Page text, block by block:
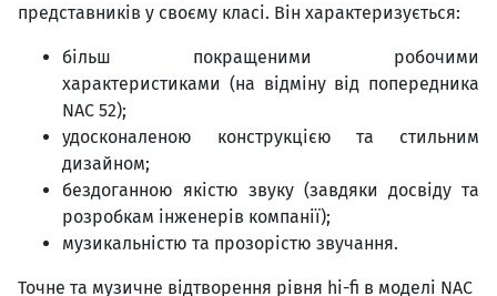
представників у своєму класі. Він характеризується:
більш покращеними робочими
характеристиками (на відміну від попередника
NAC 52);
удосконаленою конструкцією та стильним
дизайном;
бездоганною якістю звуку (завдяки досвіду та
розробкам інженерів компанії);
музикальністю та прозорістю звучання.
Точне та музичне відтворення рівня hi-fi в моделі NAC